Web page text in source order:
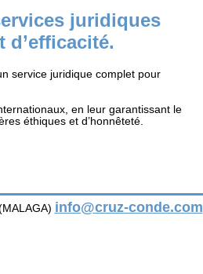
juridiques
d’efficacité.
service juridique complet pour
en leur garantissant le
éthiques et d’honnêteté.
info@cruz-conde.com